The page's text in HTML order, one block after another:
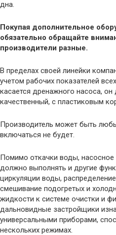
дна.
Покупая дополнительное
обязательно обращайте
производители разные.
В пределах своей линейки
учетом рабочих показателей
касается дренажного насоса,
качественный, с пластиковым
Производитель может быть
включаться не будет.
Помимо откачки воды, насосное
должно выполнять и другие
циркуляции воды,
смешивание подогретых и
жидкости к системе очистки и
дальновидные застройщики
универсальными приборами,
нескольких режимах.